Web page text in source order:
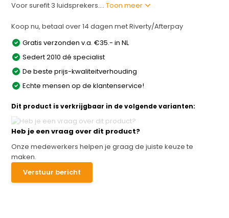
Voor surefit 3 luidsprekers....Toon meer
Koop nu, betaal over 14 dagen met Riverty/Afterpay
Gratis verzonden v.a. €35.- in NL
Sedert 2010 dé specialist
De beste prijs-kwaliteitverhouding
Echte mensen op de klantenservice!
Dit product is verkrijgbaar in de volgende varianten:
Heb je een vraag over dit product?
Onze medewerkers helpen je graag de juiste keuze te
maken.
Verstuur bericht